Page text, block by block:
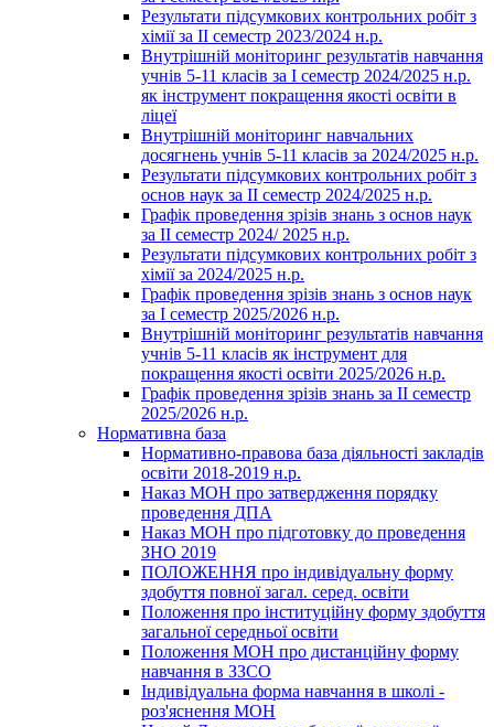
Результати підсумкових контрольних робіт з
хімії за ІІ семестр 2023/2024 н.р.
Внутрішній моніторинг результатів навчання
учнів 5-11 класів за І семестр 2024/2025 н.р.
як інструмент покращення якості освіти в
ліцеї
Внутрішній моніторинг навчальних
досягнень учнів 5-11 класів за 2024/2025 н.р.
Результати підсумкових контрольних робіт з
основ наук за ІІ семестр 2024/2025 н.р.
Графік проведення зрізів знань з основ наук
за ІІ семестр 2024/ 2025 н.р.
Результати підсумкових контрольних робіт з
хімії за 2024/2025 н.р.
Графік проведення зрізів знань з основ наук
за І семестр 2025/2026 н.р.
Внутрішній моніторинг результатів навчання
учнів 5-11 класів як інструмент для
покращення якості освіти 2025/2026 н.р.
Графік проведення зрізів знань за ІІ семестр
2025/2026 н.р.
Нормативна база
Нормативно-правова база діяльності закладів
освіти 2018-2019 н.р.
Наказ МОН про затвердження порядку
проведення ДПА
Наказ МОН про підготовку до проведення
ЗНО 2019
ПОЛОЖЕННЯ про індивідуальну форму
здобуття повної загал. серед. освіти
Положення про інституційну форму здобуття
загальної середньої освіти
Положення МОН про дистанційну форму
навчання в ЗЗСО
Індивідуальна форма навчання в школі -
роз'яснення МОН